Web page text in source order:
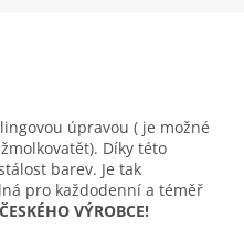
úpravou ( je možné
Díky této
barev. Je tak
pro každodenní a téměř
ČESKÉHO VÝROBCE!